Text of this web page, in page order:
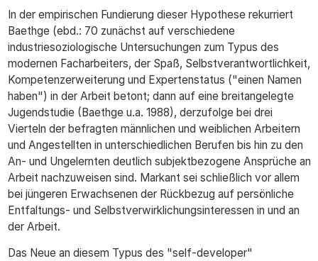
In der empirischen Fundierung dieser Hypothese rekurriert
Baethge (ebd.: 70 zunächst auf verschiedene
industriesoziologische Untersuchungen zum Typus des
modernen Facharbeiters, der Spaß, Selbstverantwortlichkeit,
Kompetenzerweiterung und Expertenstatus ("einen Namen
haben") in der Arbeit betont; dann auf eine breitangelegte
Jugendstudie (Baethge u.a. 1988), derzufolge bei drei
Vierteln der befragten männlichen und weiblichen Arbeitern
und Angestellten in unterschiedlichen Berufen bis hin zu den
An- und Ungelernten deutlich subjektbezogene Ansprüche an
Arbeit nachzuweisen sind. Markant sei schließlich vor allem
bei jüngeren Erwachsenen der Rückbezug auf persönliche
Entfaltungs- und Selbstverwirklichungsinteressen in und an
der Arbeit.
Das Neue an diesem Typus des "self-developer"